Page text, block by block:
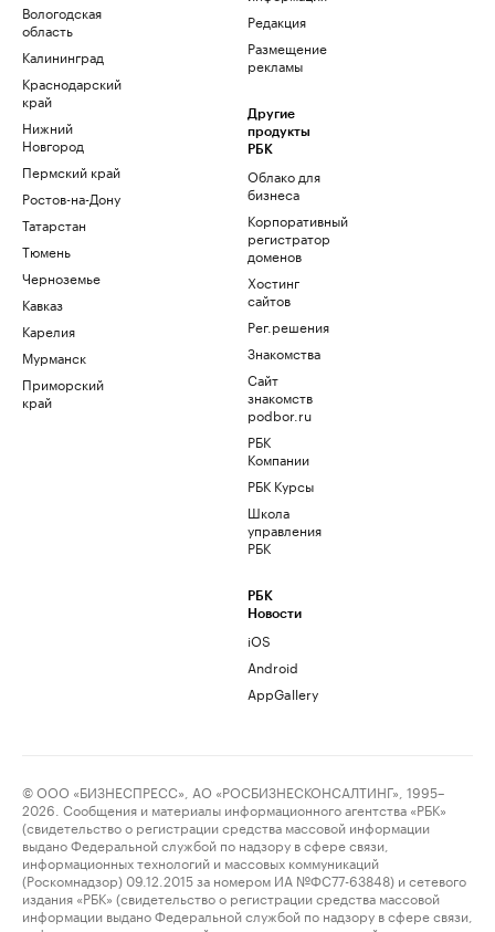
Вологодская
область
Калининград
Краснодарский
край
Нижний
Новгород
Пермский край
Ростов-на-Дону
Татарстан
Тюмень
Черноземье
Кавказ
Карелия
Мурманск
Приморский
край
Редакция
Размещение
рекламы
Другие
продукты
РБК
Облако для
бизнеса
Корпоративный
регистратор
доменов
Хостинг
сайтов
Рег.решения
Знакомства
Сайт
знакомств
podbor.ru
РБК
Компании
РБК Курсы
Школа
управления
РБК
РБК
Новости
iOS
Android
AppGallery
© ООО «БИЗНЕСПРЕСС», АО «РОСБИЗНЕСКОНСАЛТИНГ», 1995–
2026. Сообщения и материалы информационного агентства «РБК»
(свидетельство о регистрации средства массовой информации
выдано Федеральной службой по надзору в сфере связи,
информационных технологий и массовых коммуникаций
(Роскомнадзор) 09.12.2015 за номером ИА №ФС77-63848) и сетевого
издания «РБК» (свидетельство о регистрации средства массовой
информации выдано Федеральной службой по надзору в сфере связи,